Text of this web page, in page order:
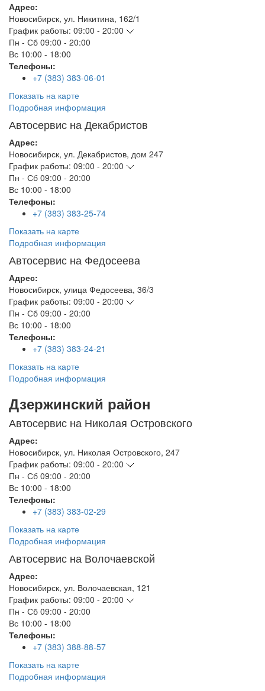
Адрес:
Новосибирск, ул. Никитина, 162/1
График работы: 09:00 - 20:00
Пн - Сб 09:00 - 20:00
Вс 10:00 - 18:00
Телефоны:
+7 (383) 383-06-01
Показать на карте
Подробная информация
Автосервис на Декабристов
Адрес:
Новосибирск, ул. Декабристов, дом 247
График работы: 09:00 - 20:00
Пн - Сб 09:00 - 20:00
Вс 10:00 - 18:00
Телефоны:
+7 (383) 383-25-74
Показать на карте
Подробная информация
Автосервис на Федосеева
Адрес:
Новосибирск, улица Федосеева, 36/3
График работы: 09:00 - 20:00
Пн - Сб 09:00 - 20:00
Вс 10:00 - 18:00
Телефоны:
+7 (383) 383-24-21
Показать на карте
Подробная информация
Дзержинский район
Автосервис на Николая Островского
Адрес:
Новосибирск, ул. Николая Островского, 247
График работы: 09:00 - 20:00
Пн - Сб 09:00 - 20:00
Вс 10:00 - 18:00
Телефоны:
+7 (383) 383-02-29
Показать на карте
Подробная информация
Автосервис на Волочаевской
Адрес:
Новосибирск, ул. Волочаевская, 121
График работы: 09:00 - 20:00
Пн - Сб 09:00 - 20:00
Вс 10:00 - 18:00
Телефоны:
+7 (383) 388-88-57
Показать на карте
Подробная информация